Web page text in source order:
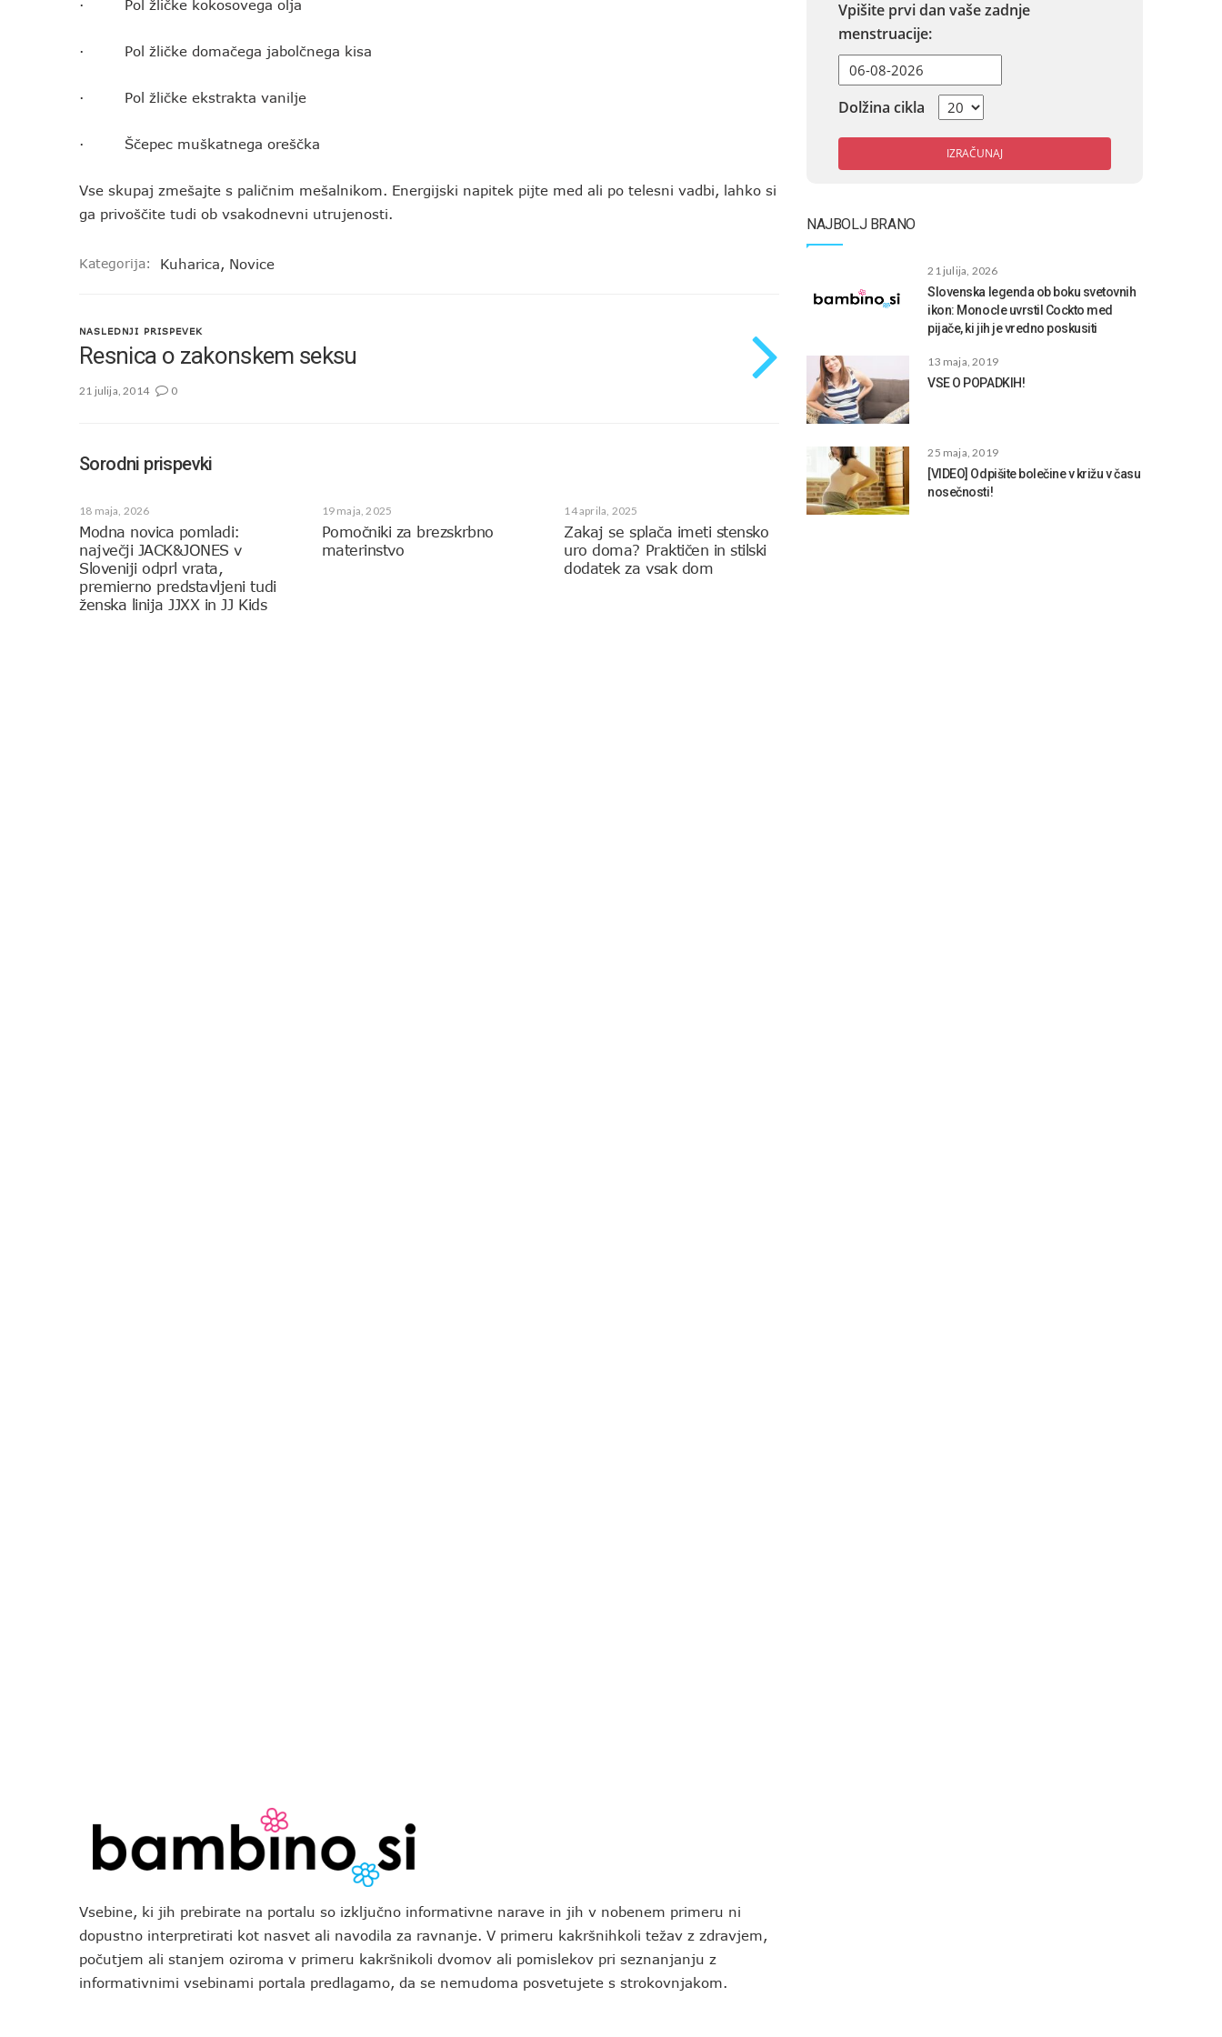
· Pol žličke kokosovega olja
· Pol žličke domačega jabolčnega kisa
· Pol žličke ekstrakta vanilje
· Ščepec muškatnega oreščka
Vse skupaj zmešajte s paličnim mešalnikom. Energijski napitek pijte med ali po telesni vadbi, lahko si
ga privoščite tudi ob vsakodnevni utrujenosti.
Kategorija: Kuharica, Novice
NASLEDNJI PRISPEVEK
Resnica o zakonskem seksu
21 julija, 2014 0
Sorodni prispevki
18 maja, 2026
Modna novica pomladi:
največji JACK&JONES v
Sloveniji odprl vrata,
premierno predstavljeni tudi
ženska linija JJXX in JJ Kids
19 maja, 2025
Pomočniki za brezskrbno
materinstvo
14 aprila, 2025
Zakaj se splača imeti stensko
uro doma? Praktičen in stilski
dodatek za vsak dom
Vpišite prvi dan vaše zadnje
menstruacije:
Dolžina cikla
IZRAČUNAJ
NAJBOLJ BRANO
21 julija, 2026
Slovenska legenda ob boku svetovnih
ikon: Monocle uvrstil Cockto med
pijače, ki jih je vredno poskusiti
13 maja, 2019
VSE O POPADKIH!
25 maja, 2019
[VIDEO] Odpišite bolečine v križu v času
nosečnosti!
Vsebine, ki jih prebirate na portalu so izključno informativne narave in jih v nobenem primeru ni
dopustno interpretirati kot nasvet ali navodila za ravnanje. V primeru kakršnihkoli težav z zdravjem,
počutjem ali stanjem oziroma v primeru kakršnikoli dvomov ali pomislekov pri seznanjanju z
informativnimi vsebinami portala predlagamo, da se nemudoma posvetujete s strokovnjakom.